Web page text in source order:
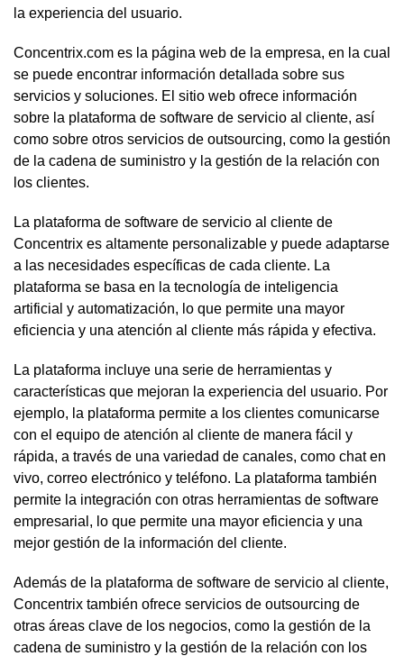
la experiencia del usuario.
Concentrix.com es la página web de la empresa, en la cual
se puede encontrar información detallada sobre sus
servicios y soluciones. El sitio web ofrece información
sobre la plataforma de software de servicio al cliente, así
como sobre otros servicios de outsourcing, como la gestión
de la cadena de suministro y la gestión de la relación con
los clientes.
La plataforma de software de servicio al cliente de
Concentrix es altamente personalizable y puede adaptarse
a las necesidades específicas de cada cliente. La
plataforma se basa en la tecnología de inteligencia
artificial y automatización, lo que permite una mayor
eficiencia y una atención al cliente más rápida y efectiva.
La plataforma incluye una serie de herramientas y
características que mejoran la experiencia del usuario. Por
ejemplo, la plataforma permite a los clientes comunicarse
con el equipo de atención al cliente de manera fácil y
rápida, a través de una variedad de canales, como chat en
vivo, correo electrónico y teléfono. La plataforma también
permite la integración con otras herramientas de software
empresarial, lo que permite una mayor eficiencia y una
mejor gestión de la información del cliente.
Además de la plataforma de software de servicio al cliente,
Concentrix también ofrece servicios de outsourcing de
otras áreas clave de los negocios, como la gestión de la
cadena de suministro y la gestión de la relación con los